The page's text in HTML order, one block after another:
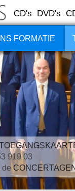
CD's DVD's
FORMATIE
919 03
de